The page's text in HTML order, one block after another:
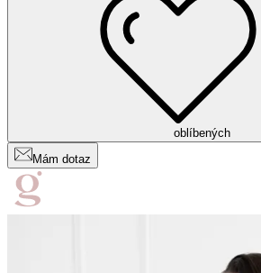
oblíbených
Mám dotaz